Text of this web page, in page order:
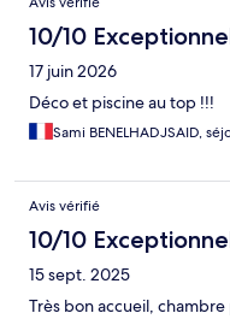
10/10
17 juin 2026
Déco et piscine au top !!!
Sami BENELHADJSAID,
Avis vérifié
10/10
15 sept. 2025
Très bon accueil,